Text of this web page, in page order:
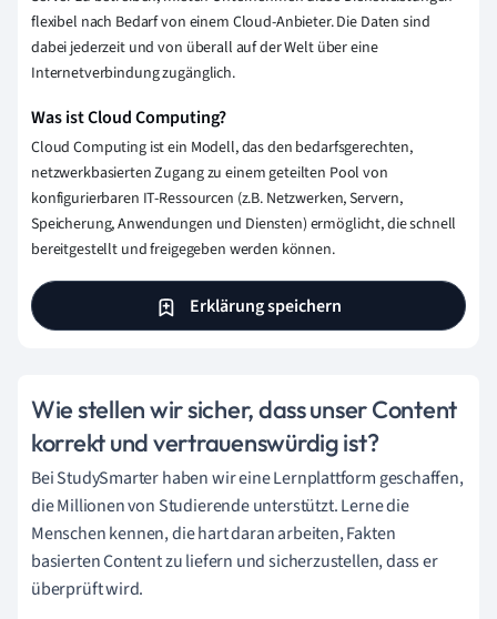
flexibel nach Bedarf von einem Cloud-Anbieter. Die Daten sind
dabei jederzeit und von überall auf der Welt über eine
Internetverbindung zugänglich.
Was ist Cloud Computing?
Cloud Computing ist ein Modell, das den bedarfsgerechten,
netzwerkbasierten Zugang zu einem geteilten Pool von
konfigurierbaren IT-Ressourcen (z.B. Netzwerken, Servern,
Speicherung, Anwendungen und Diensten) ermöglicht, die schnell
bereitgestellt und freigegeben werden können.
Erklärung speichern
Wie stellen wir sicher, dass unser Content
korrekt und vertrauenswürdig ist?
Bei StudySmarter haben wir eine Lernplattform geschaffen,
die Millionen von Studierende unterstützt. Lerne die
Menschen kennen, die hart daran arbeiten, Fakten
basierten Content zu liefern und sicherzustellen, dass er
überprüft wird.